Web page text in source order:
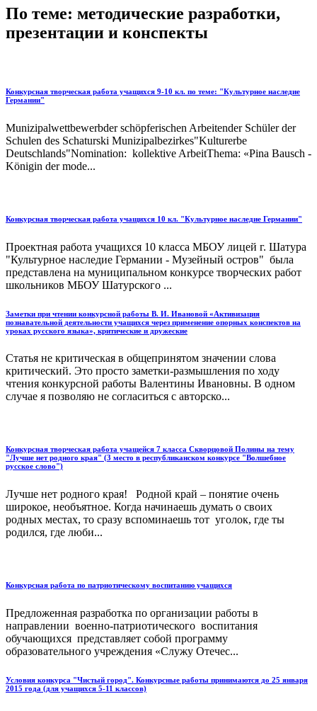
По теме: методические разработки,
презентации и конспекты
Конкурсная творческая работа учащихся 9-10 кл. по теме: "Культурное наследие
Германии"
Munizipalwettbewerbder schöpferischen Arbeitender Schüler der
Schulen des Schaturski Munizipalbezirkes"Kulturerbe
Deutschlands"Nomination: kollektive ArbeitThema: «Pina Bausch -
Königin der mode...
Конкурсная творческая работа учащихся 10 кл. "Культурное наследие Германии"
Проектная работа учащихся 10 класса МБОУ лицей г. Шатура
"Культурное наследие Германии - Музейный остров" была
представлена на муниципальном конкурсе творческих работ
школьников МБОУ Шатурского ...
Заметки при чтении конкурсной работы В. И. Ивановой «Активизация
познавательной деятельности учащихся через применение опорных конспектов на
уроках русского языка», критические и дружеские
Статья не критическая в общепринятом значении слова
критический. Это просто заметки-размышления по ходу
чтения конкурсной работы Валентины Ивановны. В одном
случае я позволяю не согласиться с авторско...
Конкурсная творческая работа учащейся 7 класса Скворцовой Полины на тему
"Лучше нет родного края" (3 место в республиканском конкурсе "Волшебное
русское слово")
Лучше нет родного края! Родной край – понятие очень
широкое, необъятное. Когда начинаешь думать о своих
родных местах, то сразу вспоминаешь тот уголок, где ты
родился, где люби...
Конкурсная работа по патриотическому воспитанию учащихся
Предложенная разработка по организации работы в
направлении военно-патриотического воспитания
обучающихся представляет собой программу
образовательного учреждения «Служу Отечес...
Условия конкурса "Чистый город". Конкурсные работы принимаются до 25 января
2015 года (для учащихся 5-11 классов)